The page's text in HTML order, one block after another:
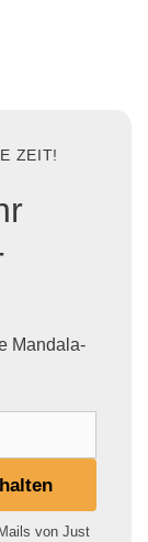
ZEIT!
Mandala-
von Just